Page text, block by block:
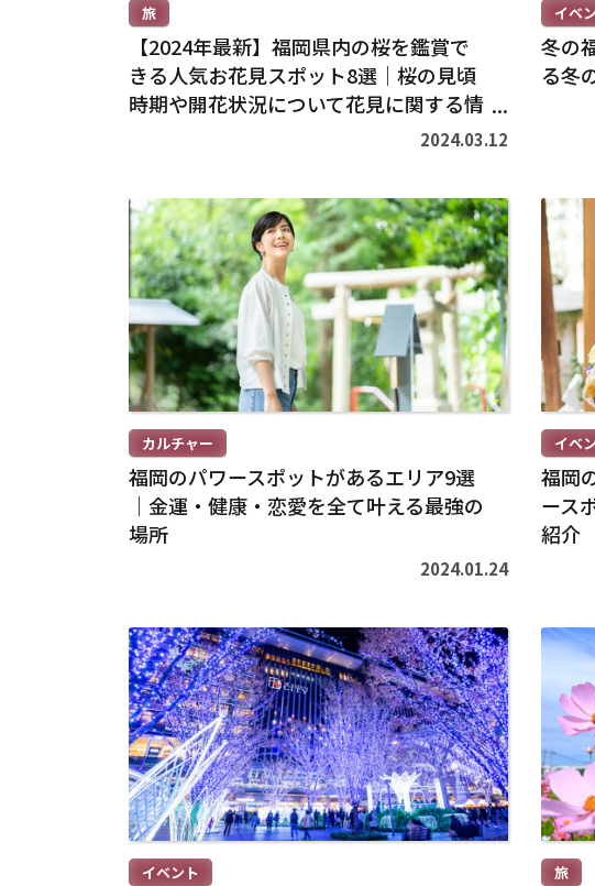
旅
【2024年最新】福岡県内の桜を鑑賞で
きる人気お花見スポット8選｜桜の見頃
時期や開花状況について花見に関する情
2024.03.12
イベ
冬の
る冬
続
き
を
読
む
>
カルチャー
福岡のパワースポットがあるエリア9選
｜金運・健康・恋愛を全て叶える最強の
場所
2024.01.24
続
き
を
読
む
>
イベ
福岡
ース
紹介
続
き
を
読
む
>
イベント
続
を
読
む
>
旅